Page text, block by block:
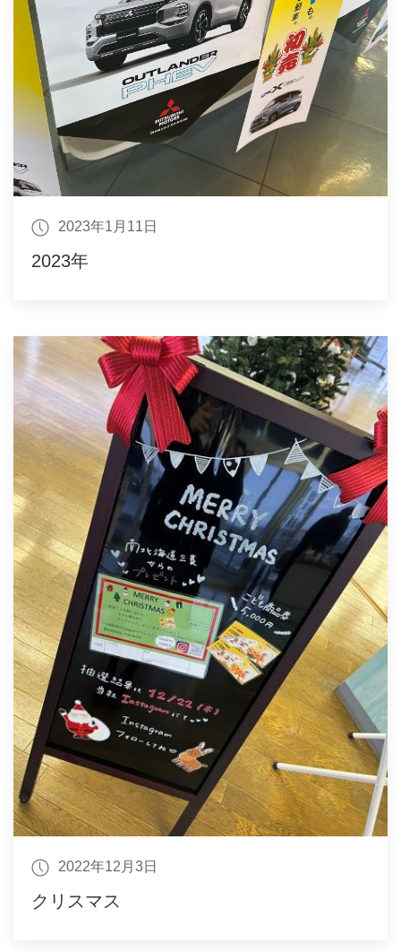
2023年1月11日
2023年
2022年12月3日
クリスマス